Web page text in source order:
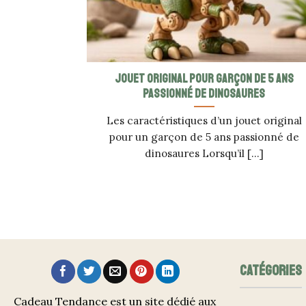
Jouet original pour garçon de 5 ans
passionné de dinosaures
Les caractéristiques d’un jouet original
pour un garçon de 5 ans passionné de
dinosaures Lorsqu’il [...]
Cadeau Tendance est un site dédié aux
CATÉGORIES